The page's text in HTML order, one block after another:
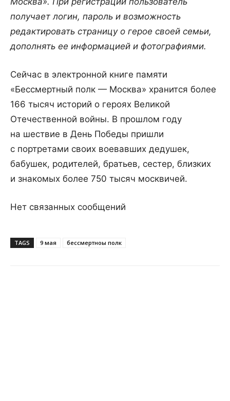
получает логин, пароль и возможность
редактировать страницу о герое своей семьи,
дополнять ее информацией и фотографиями.
Сейчас в электронной книге памяти
«Бессмертный полк — Москва» хранится более
166 тысяч историй о героях Великой
Отечественной войны. В прошлом году
на шествие в День Победы пришли
с портретами своих воевавших дедушек,
бабушек, родителей, братьев, сестер, близких
и знакомых более 750 тысяч москвичей.
Нет связанных сообщений
TAGS 9 мая бессмертноы полк